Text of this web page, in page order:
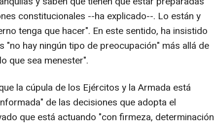
constitucionales --ha explicado--. Lo están y
tenga que hacer". En este sentido, ha insistido
"no hay ningún tipo de preocupación" más allá de
que sea menester".
la cúpula de los Ejércitos y la Armada está
de las decisiones que adopta el
que está actuando "con firmeza, determinación